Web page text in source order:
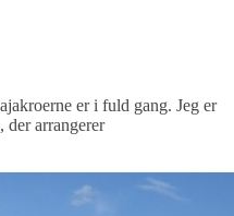
er i fuld gang. Jeg er
arrangerer